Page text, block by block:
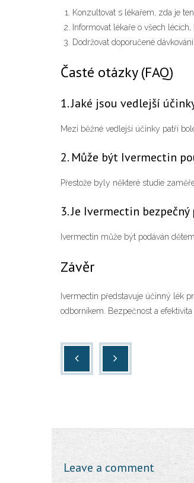
Konzultovat s lékařem, zda je
Informovat lékaře o všech
Dodržovat doporučené
Časté otázky (FAQ)
1. Jaké jsou vedlejší
Mezi běžné vedlejší účinky patří
2. Může být Ivermectin
Přestože byly některé studie
3. Je Ivermectin
Ivermectin může být podáván
Závěr
Ivermectin představuje účinný lék
odborníkem. Bezpečnost a
Leave a comment